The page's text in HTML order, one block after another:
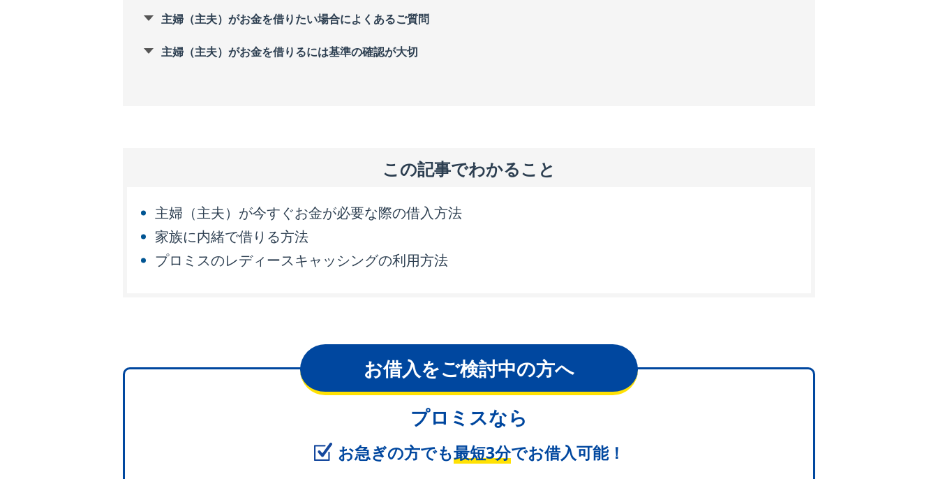
主婦（主夫）がお金を借りたい場合によくあるご質問
主婦（主夫）がお金を借りるには基準の確認が大切
この記事でわかること
主婦（主夫）が今すぐお金が必要な際の借入方法
家族に内緒で借りる方法
プロミスのレディースキャッシングの利用方法
お借入をご検討中の方へ
プロミスなら
お急ぎの方でも最短3分でお借入可能！